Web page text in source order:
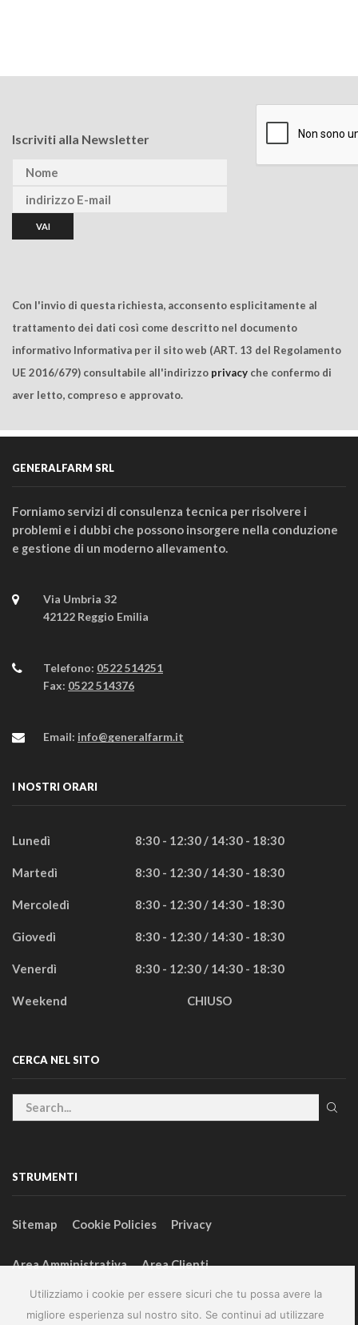
Utilizziamo i cookie per essere sicuri che tu possa avere la
migliore esperienza sul nostro sito. Se continui ad utilizzare
Iscriviti alla Newsletter
Con l'invio di questa richiesta, acconsento esplicitamente al
trattamento dei dati così come descritto nel documento
informativo Informativa per il sito web (ART. 13 del Regolamento
UE 2016/679) consultabile all'indirizzo privacy che confermo di
aver letto, compreso e approvato.
GENERALFARM SRL
Forniamo servizi di consulenza tecnica per risolvere i
problemi e i dubbi che possono insorgere nella conduzione
e gestione di un moderno allevamento.
Via Umbria 32
42122 Reggio Emilia
Telefono: 0522 514251
Fax: 0522 514376
Email: info@generalfarm.it
I NOSTRI ORARI
Lunedì 8:30 - 12:30 / 14:30 - 18:30
Martedì 8:30 - 12:30 / 14:30 - 18:30
Mercoledì 8:30 - 12:30 / 14:30 - 18:30
Giovedì 8:30 - 12:30 / 14:30 - 18:30
Venerdì 8:30 - 12:30 / 14:30 - 18:30
Weekend CHIUSO
CERCA NEL SITO
STRUMENTI
Sitemap Cookie Policies Privacy
Area Amministrativa Area Clienti